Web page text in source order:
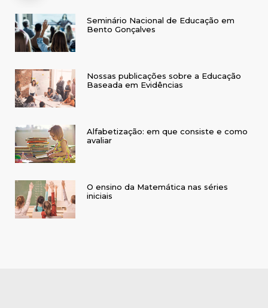
Seminário Nacional de Educação em
Bento Gonçalves
Nossas publicações sobre a Educação
Baseada em Evidências
Alfabetização: em que consiste e como
avaliar
O ensino da Matemática nas séries
iniciais